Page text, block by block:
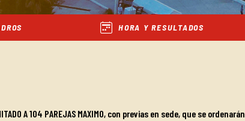
HORA Y RESULTADOS
A 104 PAREJAS MAXIMO, con previas en sede, que se ordenarán